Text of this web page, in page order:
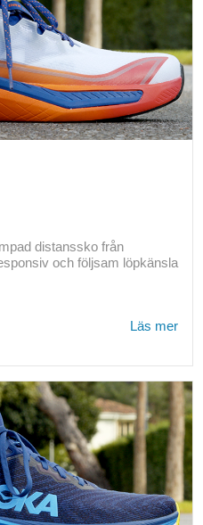
distanssko från
och följsam löpkänsla
Läs mer